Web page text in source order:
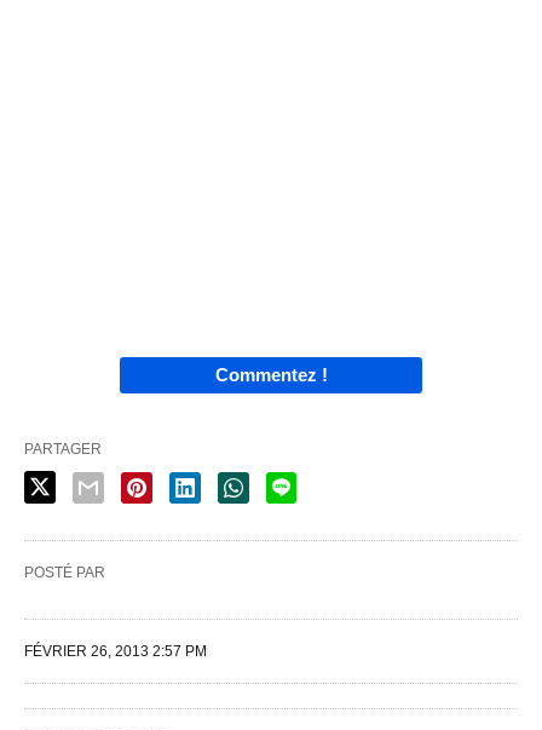
Commentez !
PARTAGER
POSTÉ PAR
FÉVRIER 26, 2013 2:57 PM